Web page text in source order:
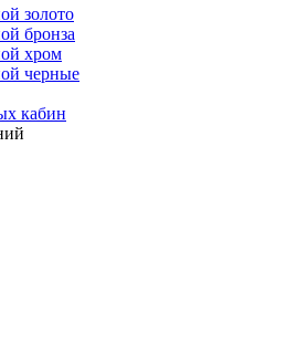
золото
бронза
хром
черные
кабин